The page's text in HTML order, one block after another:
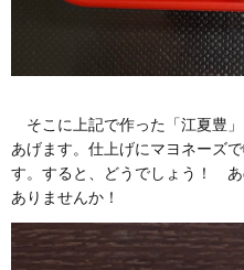
そこに上記で作った「江夏豊
あげます。仕上げにマヨネーズ
す。すると、どうでしょう！
ありませんか！